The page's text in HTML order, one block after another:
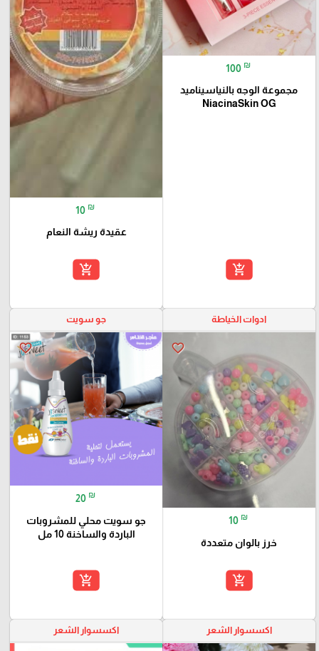
100 ₪
مجموعة الوجه بالنياسيناميد
NiacinaSkin OG
add_shopping_cart
10 ₪
عقيدة ريشة النعام
add_shopping_cart
ادوات الخياطة
favorite_border
10 ₪
خرز بالوان متعددة
add_shopping_cart
جو سويت
favorite_border
20 ₪
جو سويت محلي للمشروبات
الباردة والساخنة 10 مل
add_shopping_cart
اكسسوار الشعر اكسسوار الشعر